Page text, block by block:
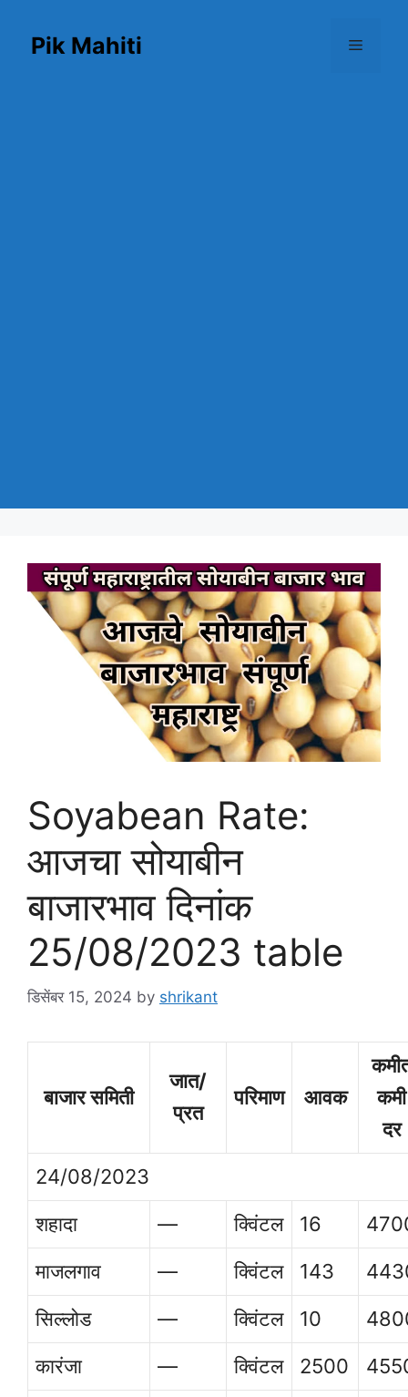
contentPik Mahiti Menu
Soyabean Rate:
आजचा सोयाबीन
बाजारभाव दिनांक
25/08/2023 table
डिसेंबर 15, 2024 by shrikant
बाजार समिती
जात/
प्रत
परिमाण आवक
कमी
दर
24/08/2023
शहादा
— क्विंटल 16
माजलगाव
— क्विंटल 143
सिल्लोड
— क्विंटल 10
कारंजा
— क्विंटल 2500